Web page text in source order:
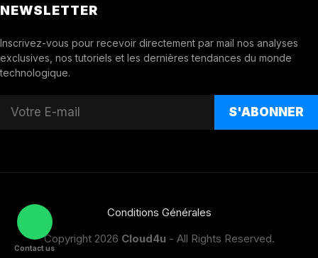
NEWSLETTER
Inscrivez-vous pour recevoir directement par mail nos analyses
exclusives, nos tutoriels et les dernières tendances du monde
technologique.
S'ABONNER
Contact us
Conditions Générales
Copyright 2026 Cloud4u- All Rights Reserved.